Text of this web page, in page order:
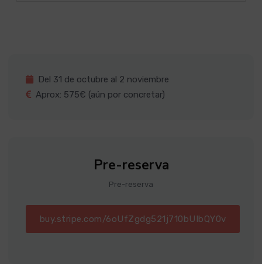
Del 31 de octubre al 2 noviembre
Aprox: 575€ (aún por concretar)
Pre-reserva
Pre-reserva
buy.stripe.com/6oUfZgdg521j710bUIbQY0v